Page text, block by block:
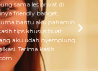
sama les privat di
friendly banget,
bantu aku pahamin
tips khusus buat
aku udah nyemplung
Terima kasih